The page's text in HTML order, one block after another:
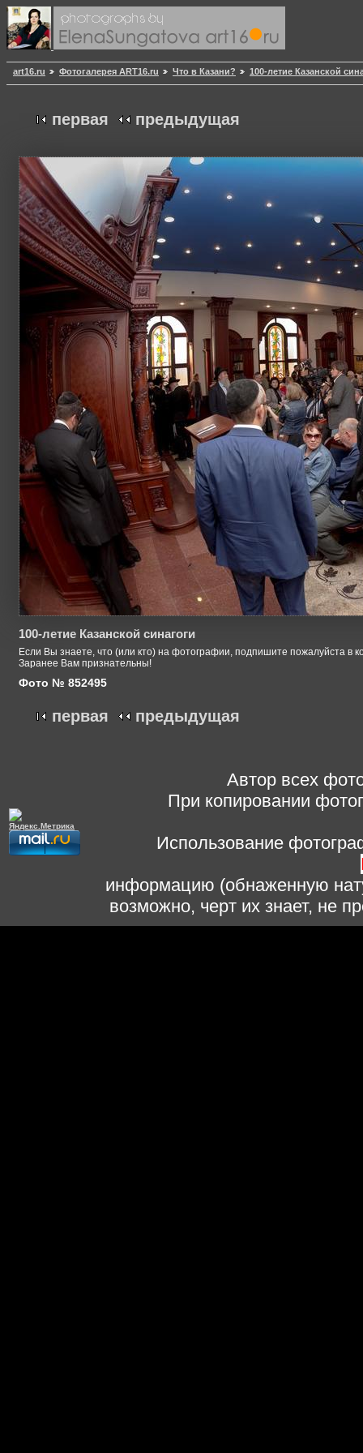
art16.ru Фотогалерея ART16.ru Что в Казани? 100-летие Казанской
первая предыдущая
100-летие Казанской синагоги
Если Вы знаете, что (или кто) на фотографии, подпишите пожалуйста в
Заранее Вам признательны!
Фото № 852495
первая предыдущая
Автор всех
При копировании
Использование
информацию (обнаженную
возможно, черт их знает, не